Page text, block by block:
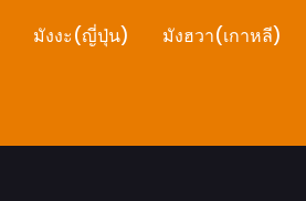
มังงะ(ญี่ปุ่น) มังฮวา(เกาหลี)